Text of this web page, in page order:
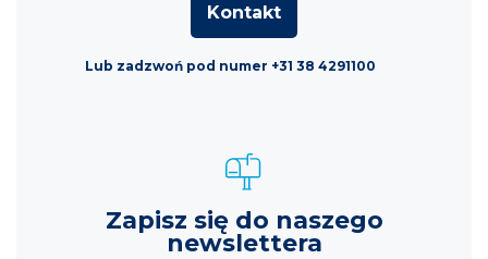
Kontakt
Lub zadzwoń pod numer +31 38 4291100
Zapisz się do naszego
newslettera